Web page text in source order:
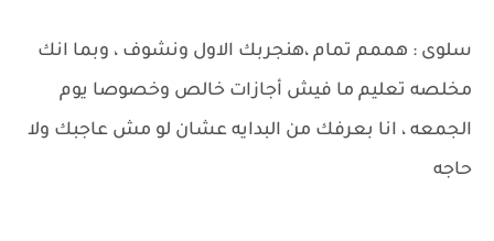
سلوى : هممم تمام ،هنجربك الاول ونشوف ، وبما انك
مخلصه تعليم ما فيش أجازات خالص وخصوصا يوم
الجمعه ، انا بعرفك من البدايه عشان لو مش عاجبك ولا
حاجه